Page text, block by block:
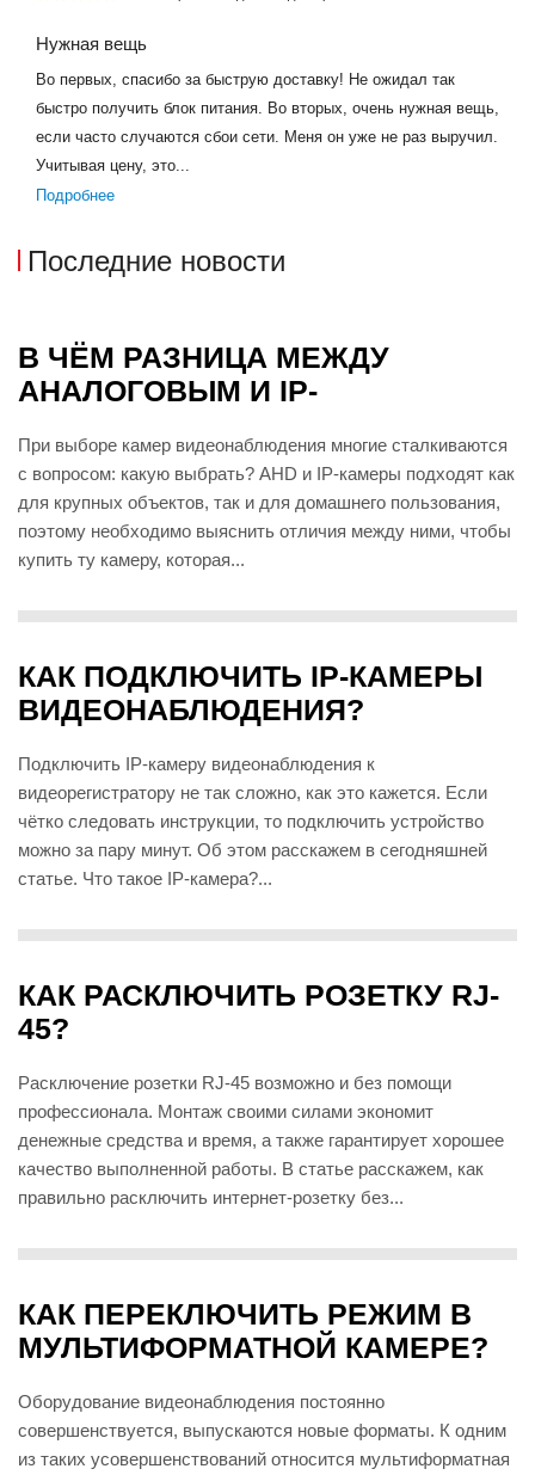
Нужная вещь
Во первых, спасибо за быструю доставку! Не ожидал так
быстро получить блок питания. Во вторых, очень нужная вещь,
если часто случаются сбои сети. Меня он уже не раз выручил.
Учитывая цену, это...
Подробнее
Последние новости
В ЧЁМ РАЗНИЦА МЕЖДУ
АНАЛОГОВЫМ И IP-
При выборе камер видеонаблюдения многие сталкиваются
с вопросом: какую выбрать? AHD и IP-камеры подходят как
для крупных объектов, так и для домашнего пользования,
поэтому необходимо выяснить отличия между ними, чтобы
купить ту камеру, которая...
КАК ПОДКЛЮЧИТЬ IP-КАМЕРЫ
ВИДЕОНАБЛЮДЕНИЯ?
Подключить IP-камеру видеонаблюдения к
видеорегистратору не так сложно, как это кажется. Если
чётко следовать инструкции, то подключить устройство
можно за пару минут. Об этом расскажем в сегодняшней
статье. Что такое IP-камера?...
КАК РАСКЛЮЧИТЬ РОЗЕТКУ RJ-
45?
Расключение розетки RJ-45 возможно и без помощи
профессионала. Монтаж своими силами экономит
денежные средства и время, а также гарантирует хорошее
качество выполненной работы. В статье расскажем, как
правильно расключить интернет-розетку без...
КАК ПЕРЕКЛЮЧИТЬ РЕЖИМ В
МУЛЬТИФОРМАТНОЙ КАМЕРЕ?
Оборудование видеонаблюдения постоянно
совершенствуется, выпускаются новые форматы. К одним
из таких усовершенствований относится мультиформатная